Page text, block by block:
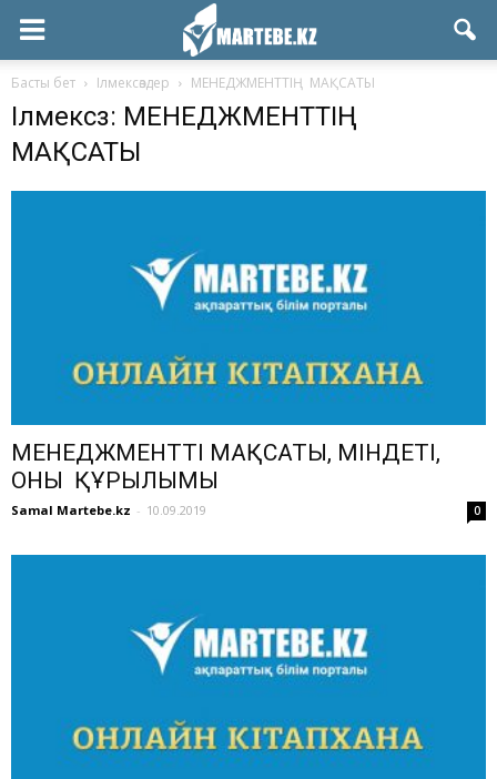
Басты бет Ілмексөздер МЕНЕДЖМЕНТТІҢ МАҚСАТЫ
Ілмексөз: МЕНЕДЖМЕНТТІҢ
МАҚСАТЫ
МЕНЕДЖМЕНТТІҢ МАҚСАТЫ, МІНДЕТІ,
ОНЫҢ ҚҰРЫЛЫМЫ
Samal Martebe.kz - 10.09.2019 0